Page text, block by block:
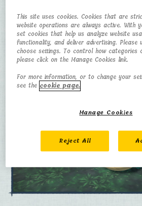
HEIGHT
0.5 m
This site uses cookies. Cookies that are
website operations are always active. With
set cookies that help us analyze website
functionality, and deliver advertising. Please
choose settings. To control how
please click on the Manage Cookies link.
For more information, or to change your
see the cookie page.
Manage Cookies
Reject All